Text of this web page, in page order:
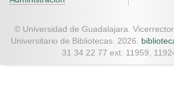
© Universidad de Guadalajara.
Universitario de Bibliotecas. 2026.
31 34 22 77 ext. 11959,